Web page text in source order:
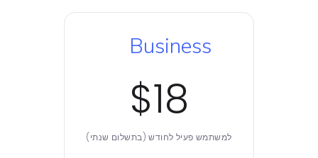
Business
$18
למשתמש פעיל לחודש (בתשלום שנתי)